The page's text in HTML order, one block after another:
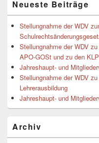
Neueste Beiträge
Stellungnahme der WDV
Stellungnahme der WDV
APO-GOSt und zu den
Jahreshaupt- und
Stellungnahme der WDV
Lehrerausbildung
Jahreshaupt- und
Archiv